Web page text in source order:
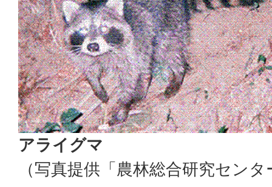
アライグマ
（写真提供「農林総合研究センタ